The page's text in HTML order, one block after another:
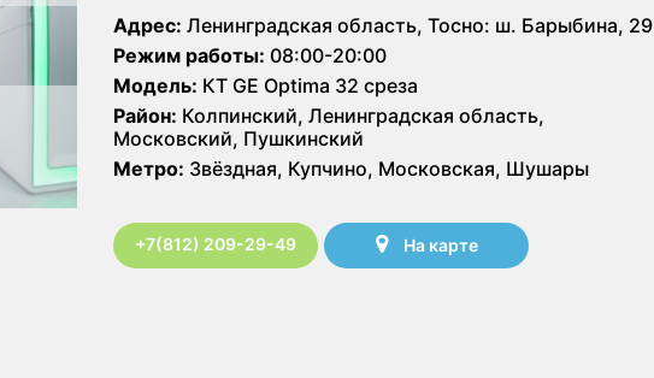
Адрес: Ленинградская область, Тосно: ш. Барыбина, 29
Режим работы: 08:00-20:00
Модель: КТ GE Optima 32 среза
Район: Колпинский, Ленинградская область,
Московский, Пушкинский
Метро: Звёздная, Купчино, Московская, Шушары
+7(812) 209-29-49 На карте